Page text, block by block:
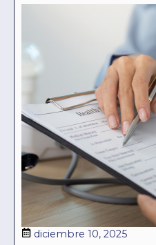
diciembre 10, 2025